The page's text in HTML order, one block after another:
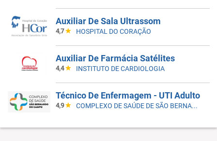
Auxiliar De Sala Ultrassom
4,7 HOSPITAL DO CORAÇÃO
Auxiliar De Farmácia Satélites
4,4 INSTITUTO DE CARDIOLOGIA
Técnico De Enfermagem - UTI Adulto
4,9 COMPLEXO DE SAÚDE DE SÃO BERNARDO DO CAMPO